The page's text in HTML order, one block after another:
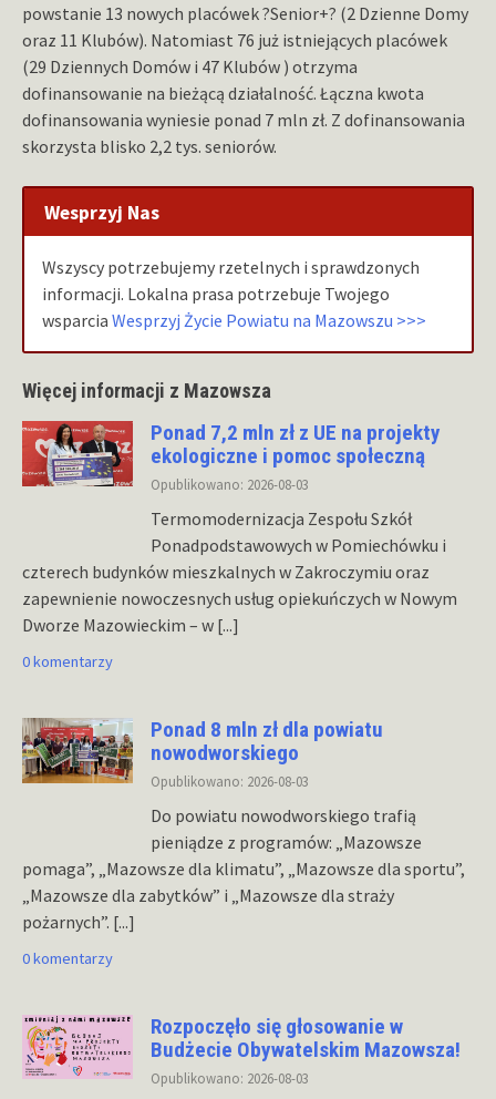
powstanie 13 nowych placówek ?Senior+? (2 Dzienne Domy
oraz 11 Klubów). Natomiast 76 już istniejących placówek
(29 Dziennych Domów i 47 Klubów ) otrzyma
dofinansowanie na bieżącą działalność. Łączna kwota
dofinansowania wyniesie ponad 7 mln zł. Z dofinansowania
skorzysta blisko 2,2 tys. seniorów.
Wesprzyj Nas
Wszyscy potrzebujemy rzetelnych i sprawdzonych
informacji. Lokalna prasa potrzebuje Twojego
wsparcia Wesprzyj Życie Powiatu na Mazowszu >>>
Więcej informacji z Mazowsza
Ponad 7,2 mln zł z UE na projekty
ekologiczne i pomoc społeczną
Opublikowano: 2026-08-03
Termomodernizacja Zespołu Szkół
Ponadpodstawowych w Pomiechówku i
czterech budynków mieszkalnych w Zakroczymiu oraz
zapewnienie nowoczesnych usług opiekuńczych w Nowym
Dworze Mazowieckim – w [...]
0 komentarzy
Ponad 8 mln zł dla powiatu
nowodworskiego
Opublikowano: 2026-08-03
Do powiatu nowodworskiego trafią
pieniądze z programów: „Mazowsze
pomaga”, „Mazowsze dla klimatu”, „Mazowsze dla sportu”,
„Mazowsze dla zabytków” i „Mazowsze dla straży
pożarnych”. [...]
0 komentarzy
Rozpoczęło się głosowanie w
Budżecie Obywatelskim Mazowsza!
Opublikowano: 2026-08-03